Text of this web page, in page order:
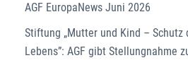
AGF EuropaNews Juni 2026
Stiftung „Mutter und Kind – Schutz
Lebens”: AGF gibt Stellungnahme